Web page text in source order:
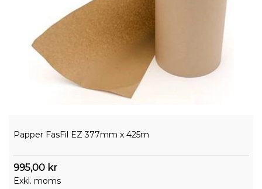
Papper FasFil EZ 377mm x 425m
995,00 kr
Exkl. moms